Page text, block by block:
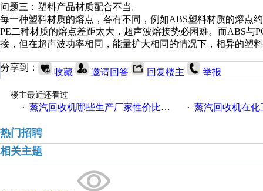
问题三：塑料产品材质配合不当。
每一种塑料材质的熔点，各有不同，例如ABS塑料材质的熔
PE二种材质的熔点差距太大，超声波熔接势必困难。而ABS
接，但在超声波功率相同，能量扩大相同的情况下，相异的塑
分享到： 收藏 邀请回答 回复楼主 举报
楼主最近还看过
· 蒸汽回收机哪些生产厂家性价比高一些 · 蒸汽回收机在化
热门招聘
相关主题